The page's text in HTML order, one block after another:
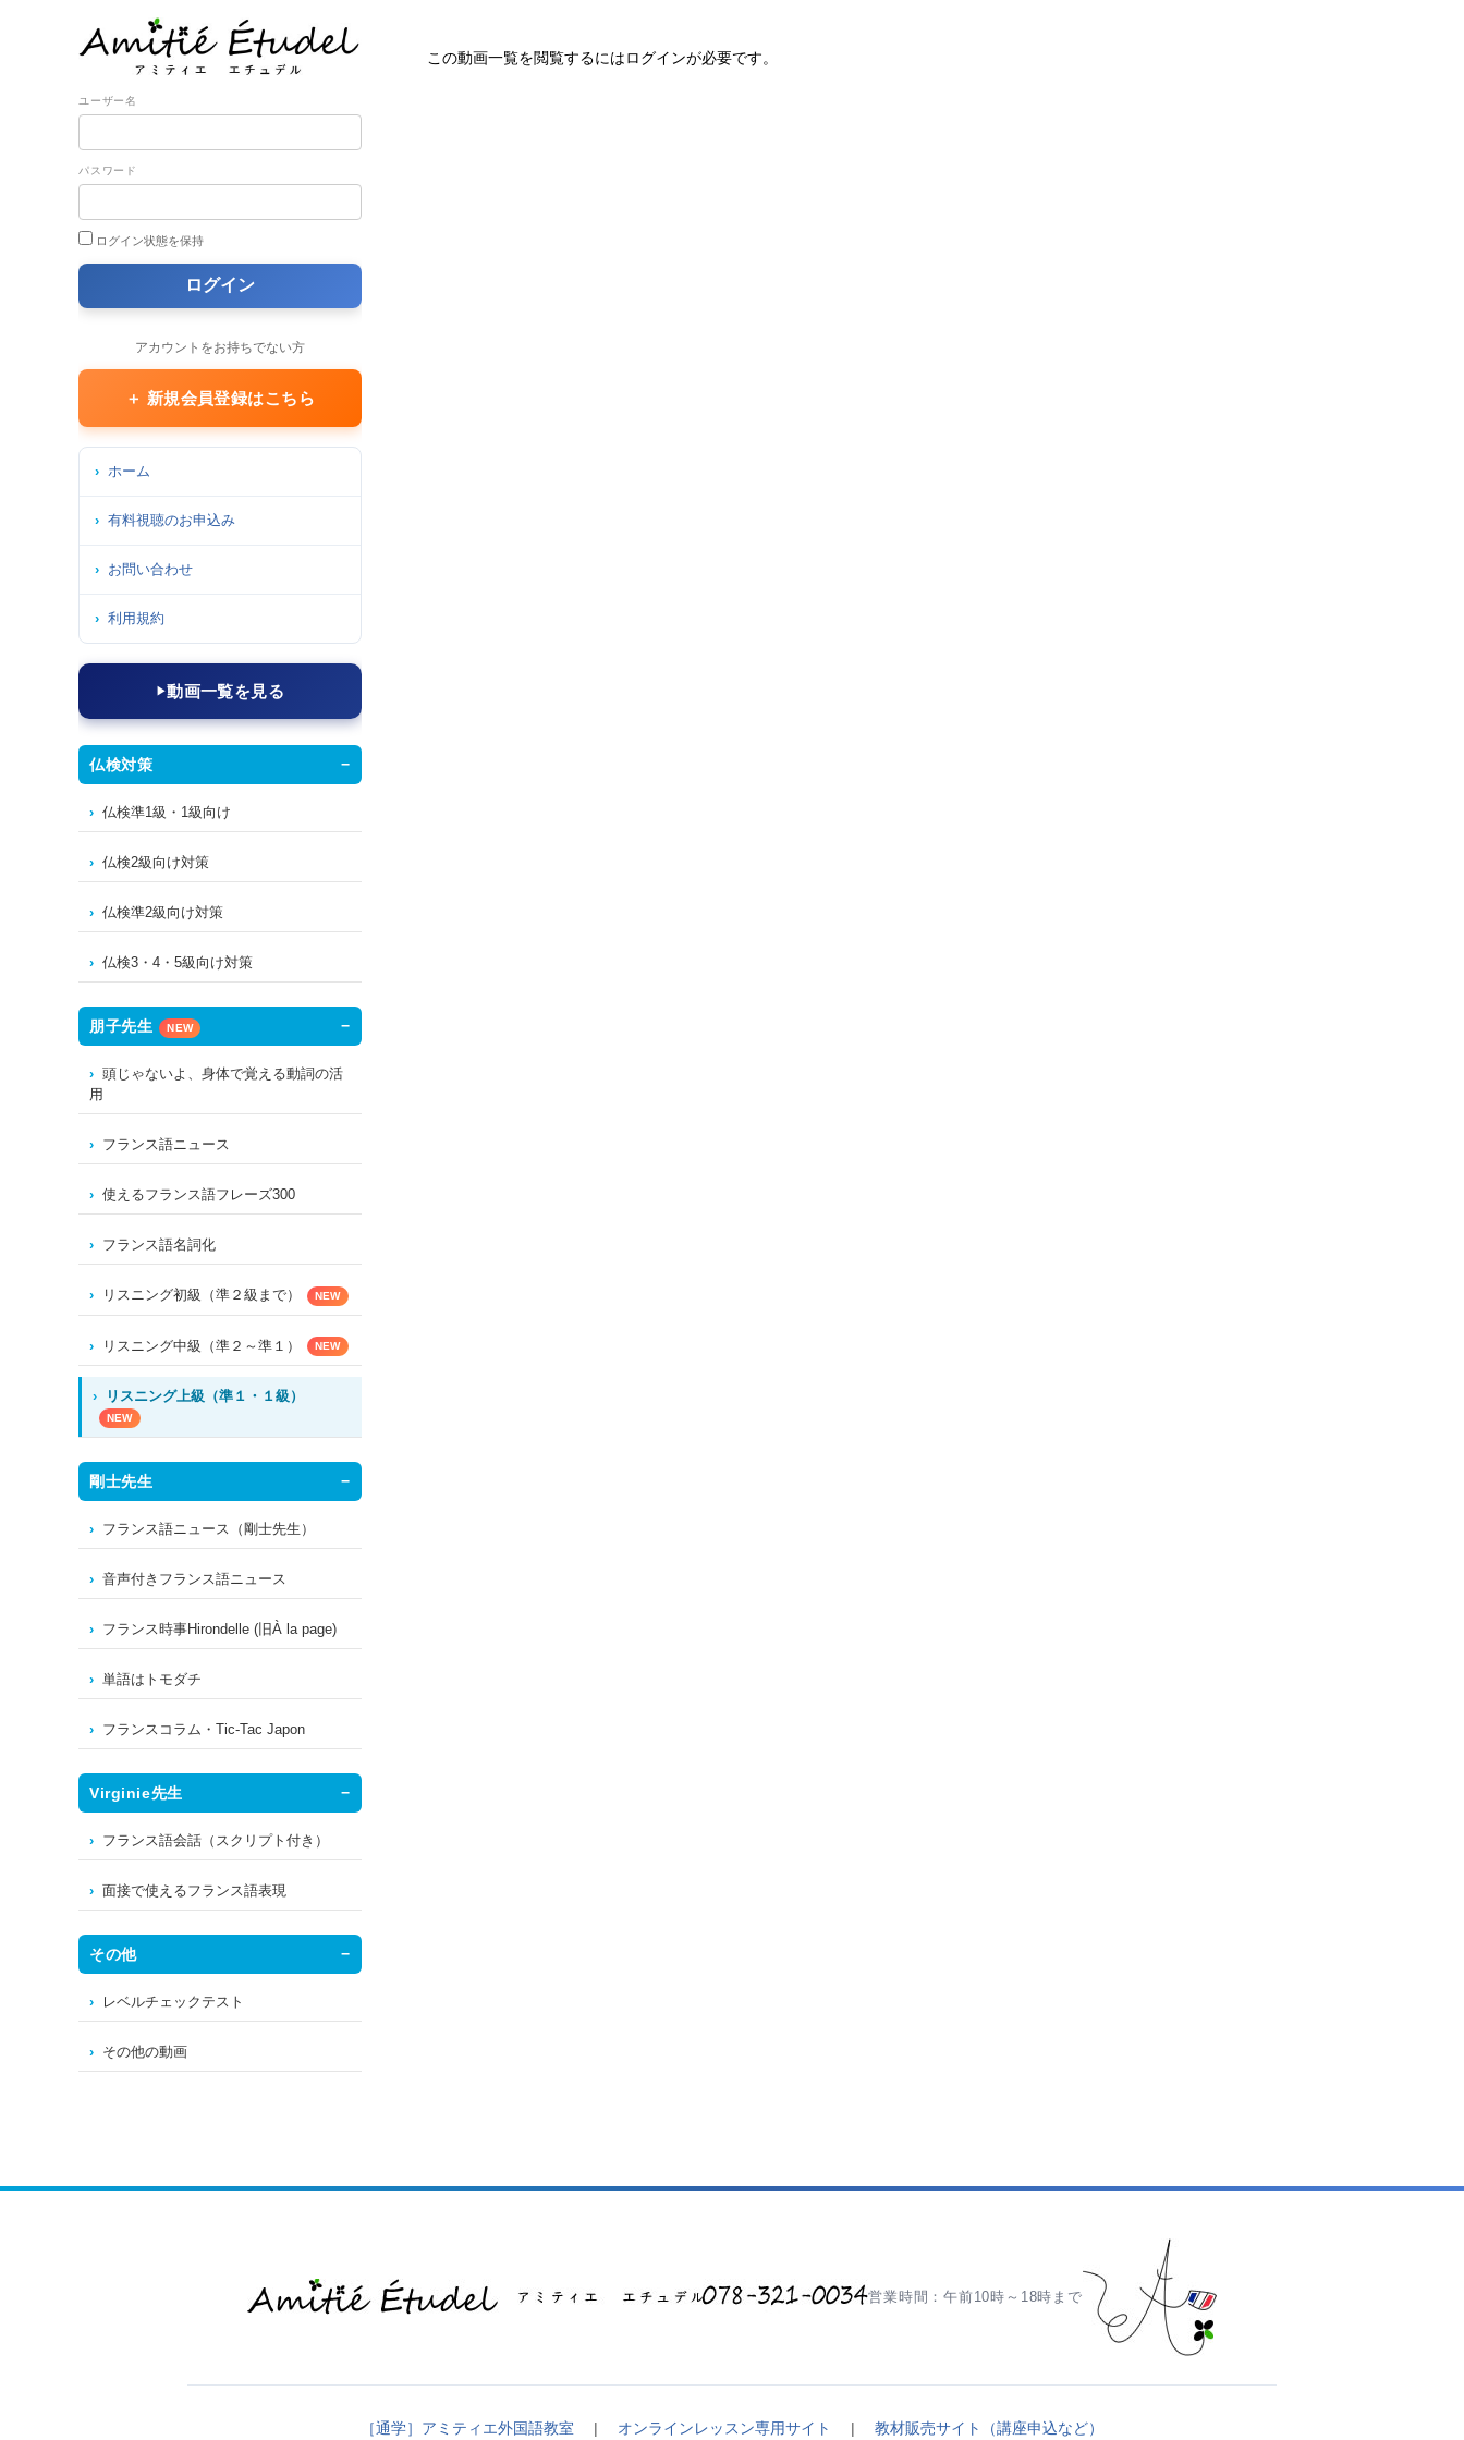
この動画一覧を閲覧するにはログインが必要です。
ユーザー名
パスワード
ログイン状態を保持
アカウントをお持ちでない方
＋ 新規会員登録はこちら
ホーム
有料視聴のお申込み
お問い合わせ
利用規約
動画一覧を見る
仏検対策
仏検準1級・1級向け
仏検2級向け対策
仏検準2級向け対策
仏検3・4・5級向け対策
朋子先生 NEW
頭じゃないよ、身体で覚える動詞の活
用
フランス語ニュース
使えるフランス語フレーズ300
フランス語名詞化
リスニング初級（準２級まで） NEW
リスニング中級（準２～準１） NEW
リスニング上級（準１・１級）
NEW
剛士先生
フランス語ニュース（剛士先生）
音声付きフランス語ニュース
フランス時事Hirondelle (旧À la page)
単語はトモダチ
フランスコラム・Tic-Tac Japon
Virginie先生
フランス語会話（スクリプト付き）
面接で使えるフランス語表現
その他
レベルチェックテスト
その他の動画
営業時間：午前10時～18時まで
［通学］アミティエ外国語教室 | オンラインレッスン専用サイト | 教材販売サイト（講座申込など）